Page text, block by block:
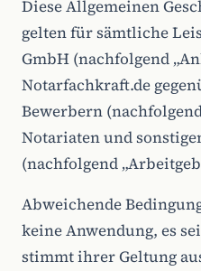
Diese Allgemeinen
gelten für sämtliche
GmbH (nachfolgend
Notarfachkraft.de
Bewerbern
Notariaten und
(nachfolgend
Abweichende
keine Anwendung, es
stimmt ihrer Geltung